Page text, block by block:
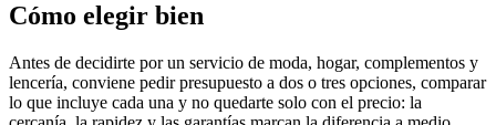
Cómo elegir bien
Antes de decidirte por un servicio de moda, hogar, complementos y
lencería, conviene pedir presupuesto a dos o tres opciones, comparar
lo que incluye cada una y no quedarte solo con el precio: la